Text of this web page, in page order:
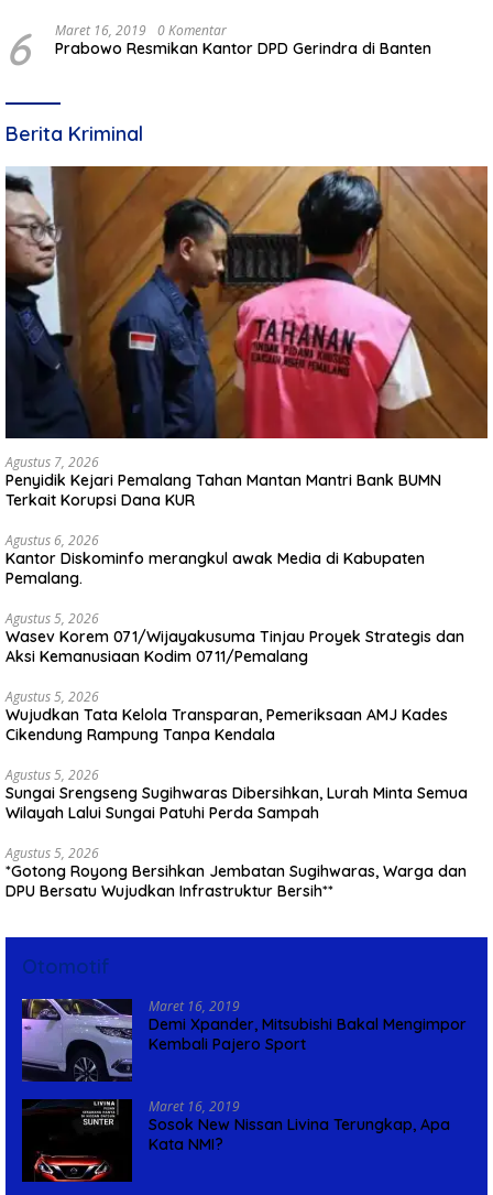
6 Maret 16, 2019 0 Komentar
Prabowo Resmikan Kantor DPD Gerindra di Banten
Berita Kriminal
Agustus 7, 2026
Penyidik Kejari Pemalang Tahan Mantan Mantri Bank BUMN
Terkait Korupsi Dana KUR
Agustus 6, 2026
Kantor Diskominfo merangkul awak Media di Kabupaten
Pemalang.
Agustus 5, 2026
Wasev Korem 071/Wijayakusuma Tinjau Proyek Strategis dan
Aksi Kemanusiaan Kodim 0711/Pemalang
Agustus 5, 2026
Wujudkan Tata Kelola Transparan, Pemeriksaan AMJ Kades
Cikendung Rampung Tanpa Kendala
Agustus 5, 2026
Sungai Srengseng Sugihwaras Dibersihkan, Lurah Minta Semua
Wilayah Lalui Sungai Patuhi Perda Sampah
Agustus 5, 2026
*Gotong Royong Bersihkan Jembatan Sugihwaras, Warga dan
DPU Bersatu Wujudkan Infrastruktur Bersih**
Otomotif
Maret 16, 2019
Demi Xpander, Mitsubishi Bakal Mengimpor
Kembali Pajero Sport
Maret 16, 2019
Sosok New Nissan Livina Terungkap, Apa
Kata NMI?